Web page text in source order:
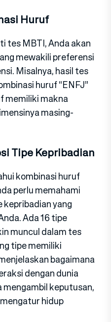
Huruf
tes MBTI, Anda akan
mewakili preferensi
Misalnya, hasil tes
huruf “ENFJ”
memiliki makna
masing-
Tipe Kepribadian
kombinasi huruf
perlu memahami
yang
Ada 16 tipe
muncul dalam tes
tipe memiliki
bagaimana
dengan dunia
keputusan,
hidup